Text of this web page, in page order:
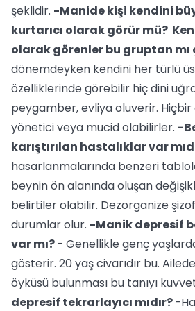
şeklidir. -Manide kişi kendini
kurtarıcı olarak görür mü?
olarak görenler bu gruptan mı
dönemdeyken kendini her türlü
özelliklerinde görebilir hiç dini
peygamber, evliya oluverir.
yönetici veya mucid olabilirler. -
karıştırılan hastalıklar var
hasarlanmalarında benzeri
beynin ön alanında oluşan
belirtiler olabilir. Dezorganize
durumlar olur. -Manik depresif
var mı?- Genellikle genç
gösterir. 20 yaş civarıdır bu.
öyküsü bulunması bu tanıyı
depresif tekrarlayıcı mıdır?-